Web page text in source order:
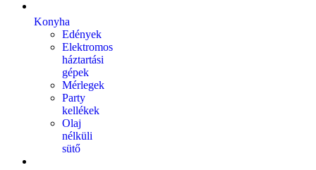
Konyha
Edények
Elektromos
háztartási
gépek
Mérlegek
Party
kellékek
Olaj
nélküli
sütő